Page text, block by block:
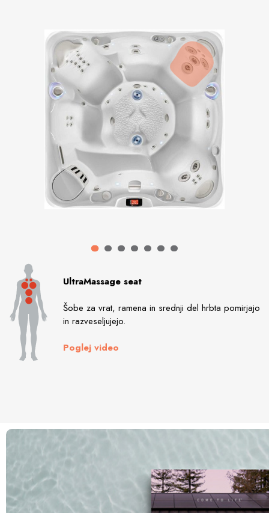
UltraMassage seat
Šobe za vrat, ramena in srednji del hrbta pomirjajo
in razveseljujejo.
Poglej video